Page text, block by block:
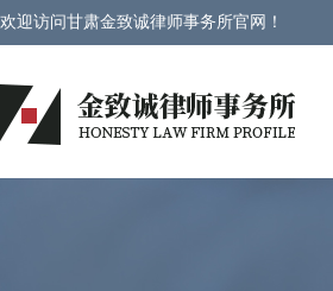
欢迎访问甘肃金致诚律师事务所官网！